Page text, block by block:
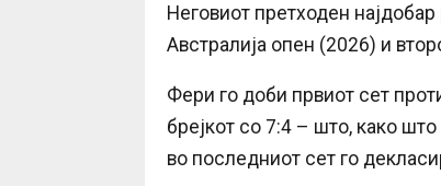
Неговиот претходен
Австралија опен (2026) и
Фери го доби првиот сет
брејкот со 7:4 – што, како
во последниот сет го